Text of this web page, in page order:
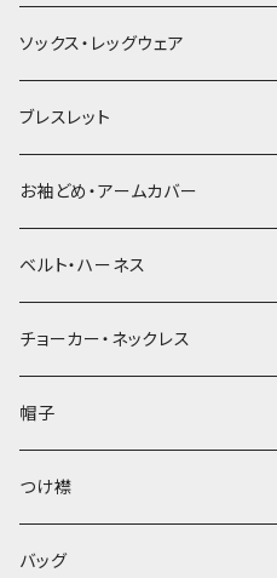
ソックス・レッグウェア
ブレスレット
お袖どめ・アームカバー
ベルト・ハーネス
チョーカー・ネックレス
帽子
ベレー帽
つけ襟
バッグ